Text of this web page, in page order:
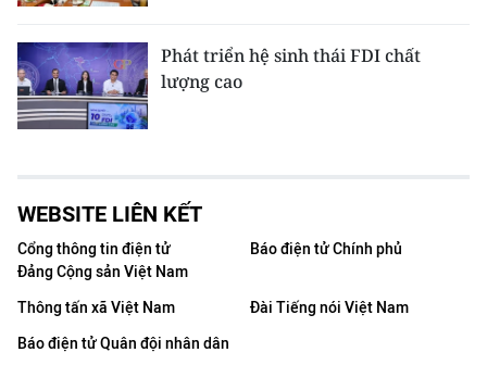
Phát triển hệ sinh thái FDI chất
lượng cao
WEBSITE LIÊN KẾT
Cổng thông tin điện tử
Đảng Cộng sản Việt Nam
Báo điện tử Chính phủ
Thông tấn xã Việt Nam
Đài Tiếng nói Việt Nam
Báo điện tử Quân đội nhân dân